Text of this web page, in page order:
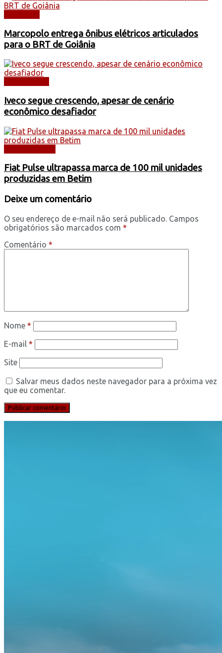
Marcopolo entrega ônibus elétricos articulados
para o BRT de Goiânia
Iveco segue crescendo, apesar de cenário
econômico desafiador
Fiat Pulse ultrapassa marca de 100 mil unidades
produzidas em Betim
Deixe um comentário
O seu endereço de e-mail não será publicado. Campos
obrigatórios são marcados com *
Comentário *
Nome *
E-mail *
Site
Salvar meus dados neste navegador para a próxima vez
que eu comentar.